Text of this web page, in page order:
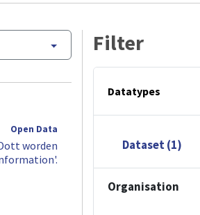
Open Data
worden
Filter
Datatypes
Dataset (1)
Organisation